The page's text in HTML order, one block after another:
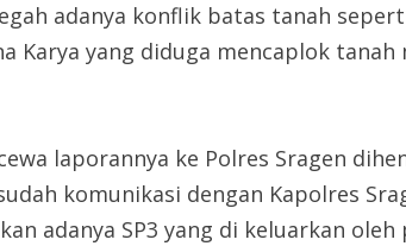
adanya konflik batas tanah
Karya yang diduga mencaplok
laporannya ke Polres Sragen
komunikasi dengan Kapolres
adanya SP3 yang di keluarkan oleh